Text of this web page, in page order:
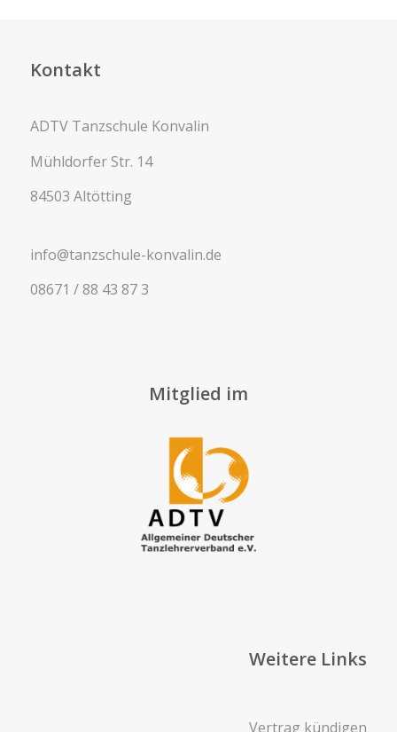
Kontakt
ADTV Tanzschule Konvalin
Mühldorfer Str. 14
84503 Altötting
info@tanzschule-konvalin.de
08671 / 88 43 87 3
Mitglied im
Weitere Links
Vertrag kündigen